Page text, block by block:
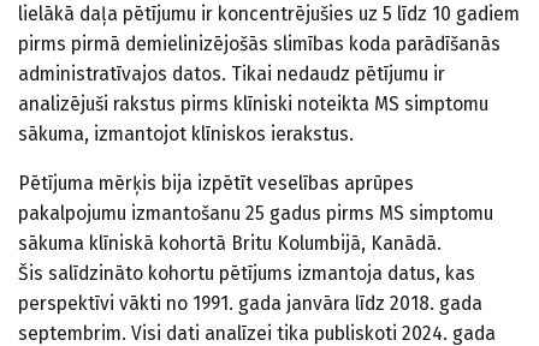
lielākā daļa pētījumu ir koncentrējušies uz 5 līdz 10 gadiem
pirms pirmā demielinizējošās slimības koda parādīšanās
administratīvajos datos. Tikai nedaudz pētījumu ir
analizējuši rakstus pirms klīniski noteikta MS simptomu
sākuma, izmantojot klīniskos ierakstus.
Pētījuma mērķis bija izpētīt veselības aprūpes
pakalpojumu izmantošanu 25 gadus pirms MS simptomu
sākuma klīniskā kohortā Britu Kolumbijā, Kanādā.
Šis salīdzināto kohortu pētījums izmantoja datus, kas
perspektīvi vākti no 1991. gada janvāra līdz 2018. gada
septembrim. Visi dati analīzei tika publiskoti 2024. gada